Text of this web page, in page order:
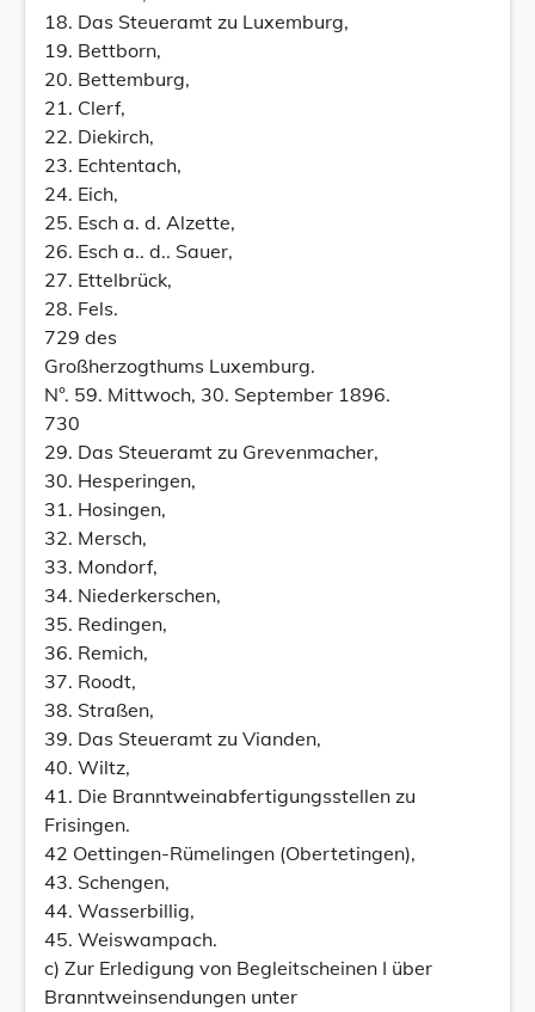
18. Das Steueramt zu Luxemburg,
19. Bettborn,
20. Bettemburg,
21. Clerf,
22. Diekirch,
23. Echtentach,
24. Eich,
25. Esch a. d. Alzette,
26. Esch a.. d.. Sauer,
27. Ettelbrück,
28. Fels.
729 des
Großherzogthums Luxemburg.
N°. 59. Mittwoch, 30. September 1896.
730
29. Das Steueramt zu Grevenmacher,
30. Hesperingen,
31. Hosingen,
32. Mersch,
33. Mondorf,
34. Niederkerschen,
35. Redingen,
36. Remich,
37. Roodt,
38. Straßen,
39. Das Steueramt zu Vianden,
40. Wiltz,
41. Die Branntweinabfertigungsstellen zu
Frisingen.
42 Oettingen-Rümelingen (Obertetingen),
43. Schengen,
44. Wasserbillig,
45. Weiswampach.
c) Zur Erledigung von Begleitscheinen I über
Branntweinsendungen unter